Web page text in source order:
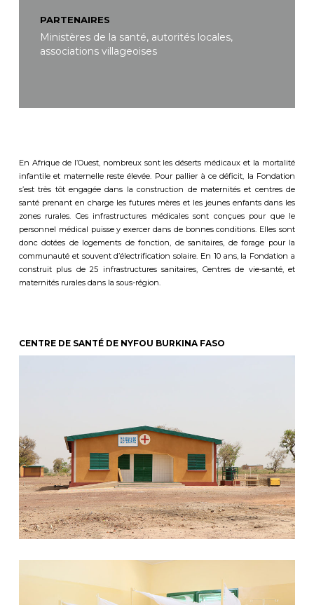
PARTENAIRES
Ministères de la santé, autorités locales,
associations villageoises
En Afrique de l’Ouest, nombreux sont les déserts médicaux et la mortalité
infantile et maternelle reste élevée Pour pallier à ce déficit, la Fondation
s’est très tôt engagée dans la construction dematernités et centres de
santé prenant en charge les futures mères et les jeunes enfants dans les
zones rurales. Ces infrastructures médicales sont conçues pour que le
personnel médical puisse y exercer dans de bonnes conditions. Elles sont
donc dotées de logements de fonction, de sanitaires, de forage pour la
communauté et souvent d’électrification solaire. En 10 ans, la Fondation a
construit plus de 25 infrastructures sanitaires, Centres de vie-santé, et
maternités rurales dans la sous-région.
CENTRE DE SANTÉ DE NYFOU BURKINA FASO